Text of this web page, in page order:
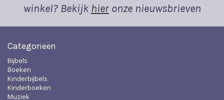
winkel? Bekijk hieronze nieuwsbrieven
Categorieën
Bijbels
Boeken
Kinderbijbels
Kinderboeken
Muziek